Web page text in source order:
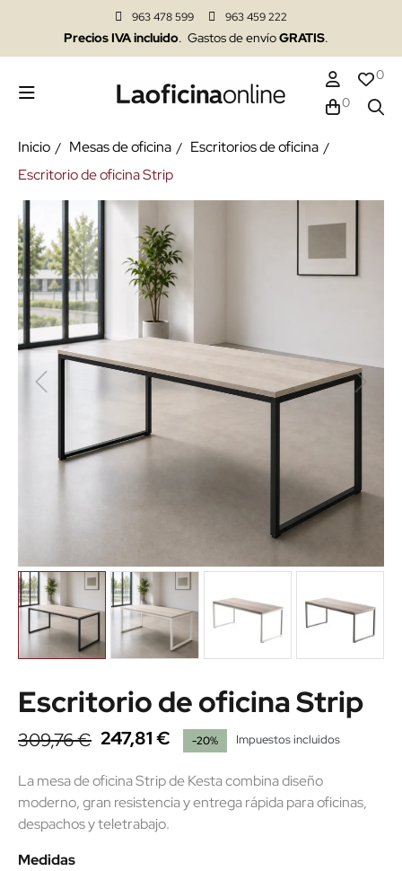
963 478 599 963 459 222
Precios IVA incluido. Gastos de envíoGRATIS.
0
0
Inicio Mesas de oficina
Escritorios de oficina
Escritorio de oficina Strip
Escritorio de oficina Strip
309,76 € 247,81 € -20% Impuestos incluidos
La mesa de oficina Strip de Kesta combina diseño
moderno, gran resistencia y entrega rápida para oficinas,
despachos y teletrabajo.
Medidas